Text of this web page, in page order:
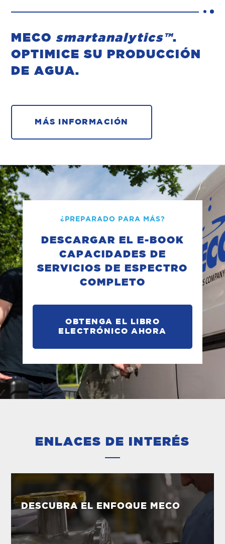
MECOsmartanalytics™.
OPTIMICE SU PRODUCCIÓN
DE AGUA.
MÁS INFORMACIÓN
¿PREPARADO PARA MÁS?
DESCARGAR EL E-BOOK
CAPACIDADES DE
SERVICIOS DE ESPECTRO
COMPLETO
OBTENGA EL LIBRO
ELECTRÓNICO AHORA
ENLACES DE INTERÉS
DESCUBRA EL ENFOQUE MECO